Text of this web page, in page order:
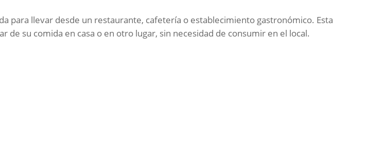
para llevar desde un restaurante, cafetería o establecimiento gastronómico. Esta
su comida en casa o en otro lugar, sin necesidad de consumir en el local.